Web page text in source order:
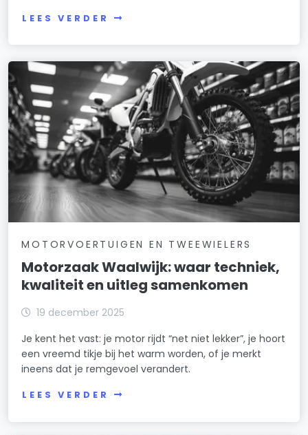
LEES VERDER
MOTORVOERTUIGEN EN TWEEWIELERS
Motorzaak Waalwijk: waar techniek,
kwaliteit en uitleg samenkomen
19 december 2025
Je kent het vast: je motor rijdt “net niet lekker”, je hoort
een vreemd tikje bij het warm worden, of je merkt
ineens dat je remgevoel verandert.
LEES VERDER